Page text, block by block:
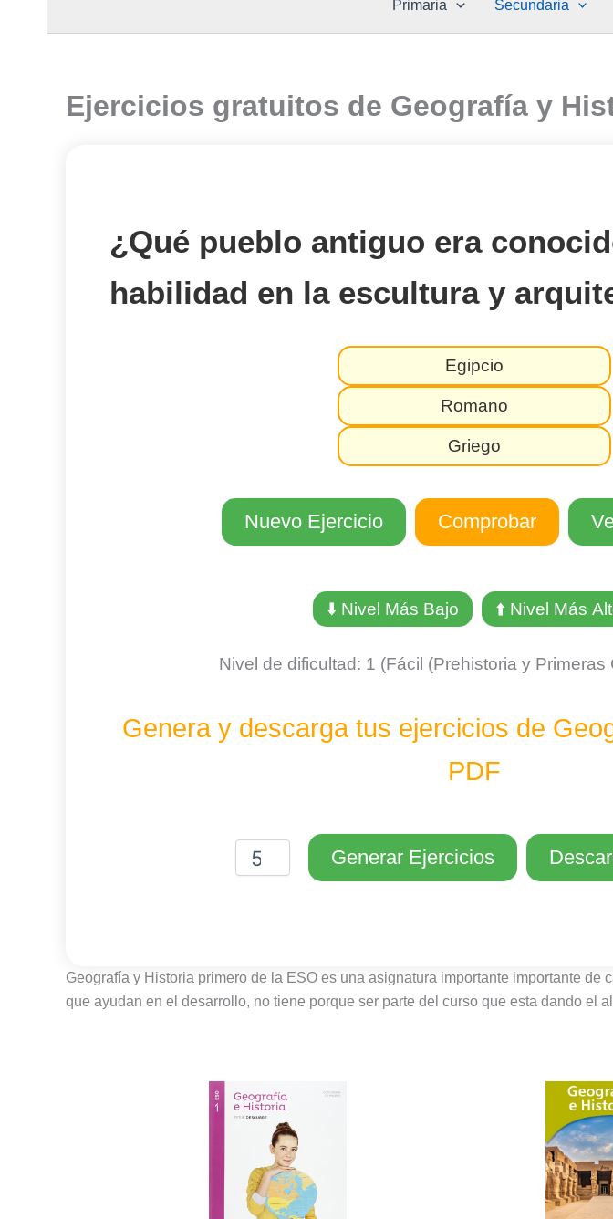
Primaria Secundaria
Ejercicios gratuitos de Geografía y
¿Qué pueblo antiguo era
habilidad en la escultura y
Egipcio
Romano
Griego
Nuevo Ejercicio Comprobar
⬇️ Nivel Más Bajo ⬆️ Nivel Más
Nivel de dificultad: 1 (Fácil (Prehistoria y Primeras
Genera y descarga tus ejercicios de
PDF
Generar Ejercicios
Geografía y Historia primero de la ESO es una asignatura importante importante
que ayudan en el desarrollo, no tiene porque ser parte del curso que esta dando el